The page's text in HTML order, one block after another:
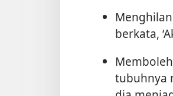
berkata,
tubuhnya